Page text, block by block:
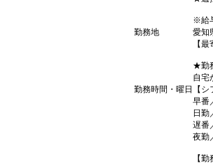
※給
勤務地
愛知
【
★勤
自宅
勤務時間・曜日
【シ
早番
日勤
遅番
夜勤
【